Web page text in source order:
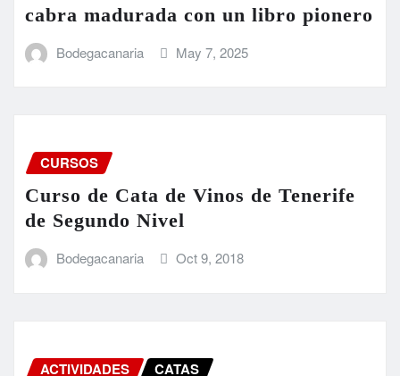
cabra madurada con un libro pionero
Bodegacanaria May 7, 2025
CURSOS
Curso de Cata de Vinos de Tenerife
de Segundo Nivel
Bodegacanaria Oct 9, 2018
ACTIVIDADES
CATAS